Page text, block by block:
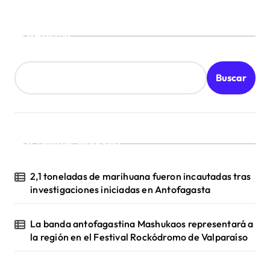
Buscar
Buscar
¡Ultimas Noticias!
2,1 toneladas de marihuana fueron incautadas tras
investigaciones iniciadas en Antofagasta
La banda antofagastina Mashukaos representará a
la región en el Festival Rockódromo de Valparaíso